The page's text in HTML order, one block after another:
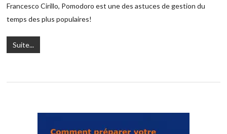
Francesco Cirillo, Pomodoro est une des astuces de gestion du
temps des plus populaires!
Suite...